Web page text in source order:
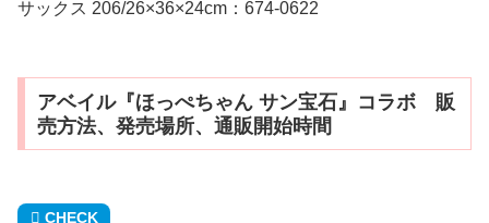
サックス 206/26×36×24cm：674-0622
アベイル『ほっぺちゃん サン宝石』コラボ 販
売方法、発売場所、通販開始時間
CHECK